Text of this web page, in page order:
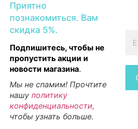
Приятно
познакомиться. Вам
скидка 5%.
Подпишитесь, чтобы не
пропустить акции и
новости магазина.
Мы не спамим! Прочтите
нашу политику
конфиденциальности,
чтобы узнать больше.